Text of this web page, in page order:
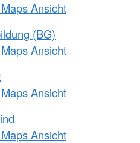
Ansicht
(BG)
Ansicht
Ansicht
Ansicht